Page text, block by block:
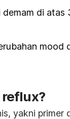
di
mood
?
yakni primer